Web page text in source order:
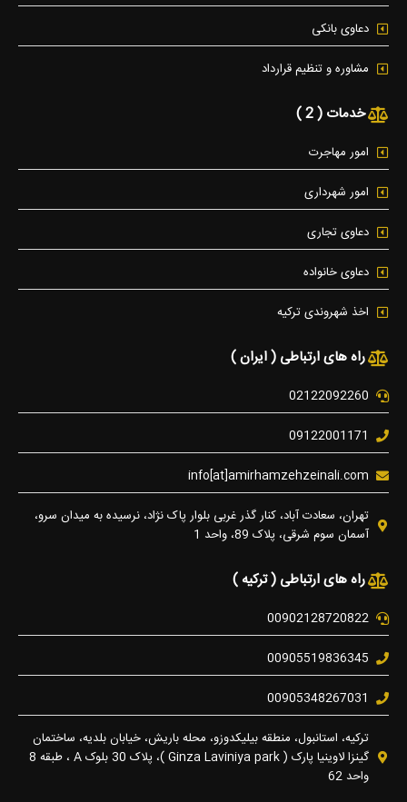
دعاوی بانکی
مشاوره و تنظیم قرارداد
خدمات ( 2 )
امور مهاجرت
امور شهرداری
دعاوی تجاری
دعاوی خانواده
اخذ شهروندی ترکیه
راه های ارتباطی ( ایران )
02122092260
09122001171
info[at]amirhamzehzeinali.com
تهران، سعادت آباد، کنار گذر غربی بلوار پاک نژاد، نرسیده به میدان سرو،
آسمان سوم شرقی، پلاک 89، واحد 1
راه های ارتباطی ( ترکیه )
00902128720822
00905519836345
00905348267031
ترکیه، استانبول، منطقه بیلیکدوزو، محله باریش، خیابان بلدیه، ساختمان
گینزا لاوینیا پارک ( Ginza Laviniya park )، پلاک 30 بلوک A ، طبقه 8
واحد 62